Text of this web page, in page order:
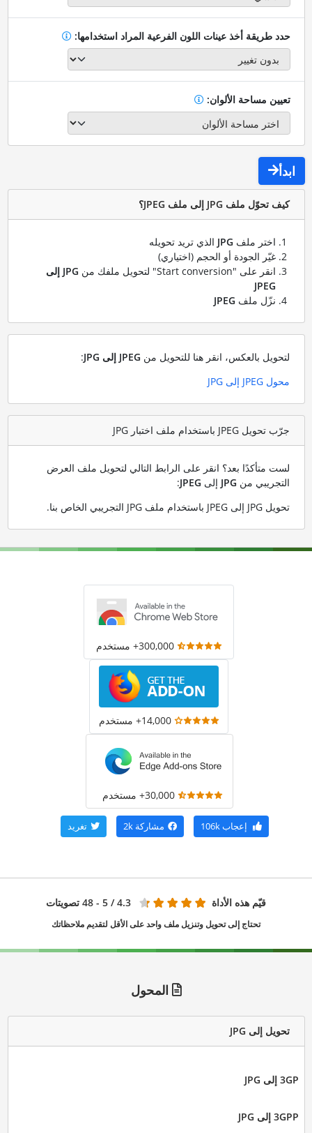
حدد طريقة أخذ عينات اللون الفرعية المراد استخدامها:
تعيين مساحة الألوان:
ابدأ
كيف تحوّل ملف JPG إلى ملف JPEG؟
اختر ملف JPGالذي تريد تحويله
غيّر الجودة أو الحجم (اختياري)
انقر على "Start conversion" لتحويل ملفك من
JPG إلى
JPEG
نزّل ملف JPEG
لتحويل بالعكس، انقر هنا للتحويل من JPEG إلى JPG
:
محول JPEG إلى JPG
جرّب تحويل JPEG باستخدام ملف اختبار JPG
لست متأكدًا بعد؟ انقر على الرابط التالي لتحويل ملف العرض
التجريبي من JPGإلى JPEG
:
تحويل JPG إلى JPEG باستخدام ملف JPG التجريبي الخاص بنا
.
300,000+ مستخدم
14,000+ مستخدم
30,000+ مستخدم
إعجاب106k مشاركة 2k تغريد
قيّم هذه الأداة 4.3 / 5 - 48 تصويتات
تحتاج إلى تحويل وتنزيل ملف واحد على الأقل لتقديم ملاحظاتك
المحول
تحويل إلى JPG
3GP إلى JPG
3GPP إلى JPG